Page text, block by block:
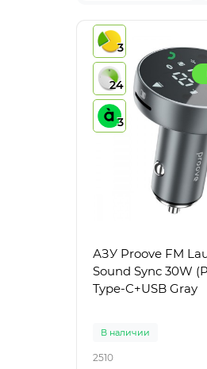
3
24
3
АЗУ Proove FM
Sound Sync 30W
Type-C+USB Gray
В наличии
2510